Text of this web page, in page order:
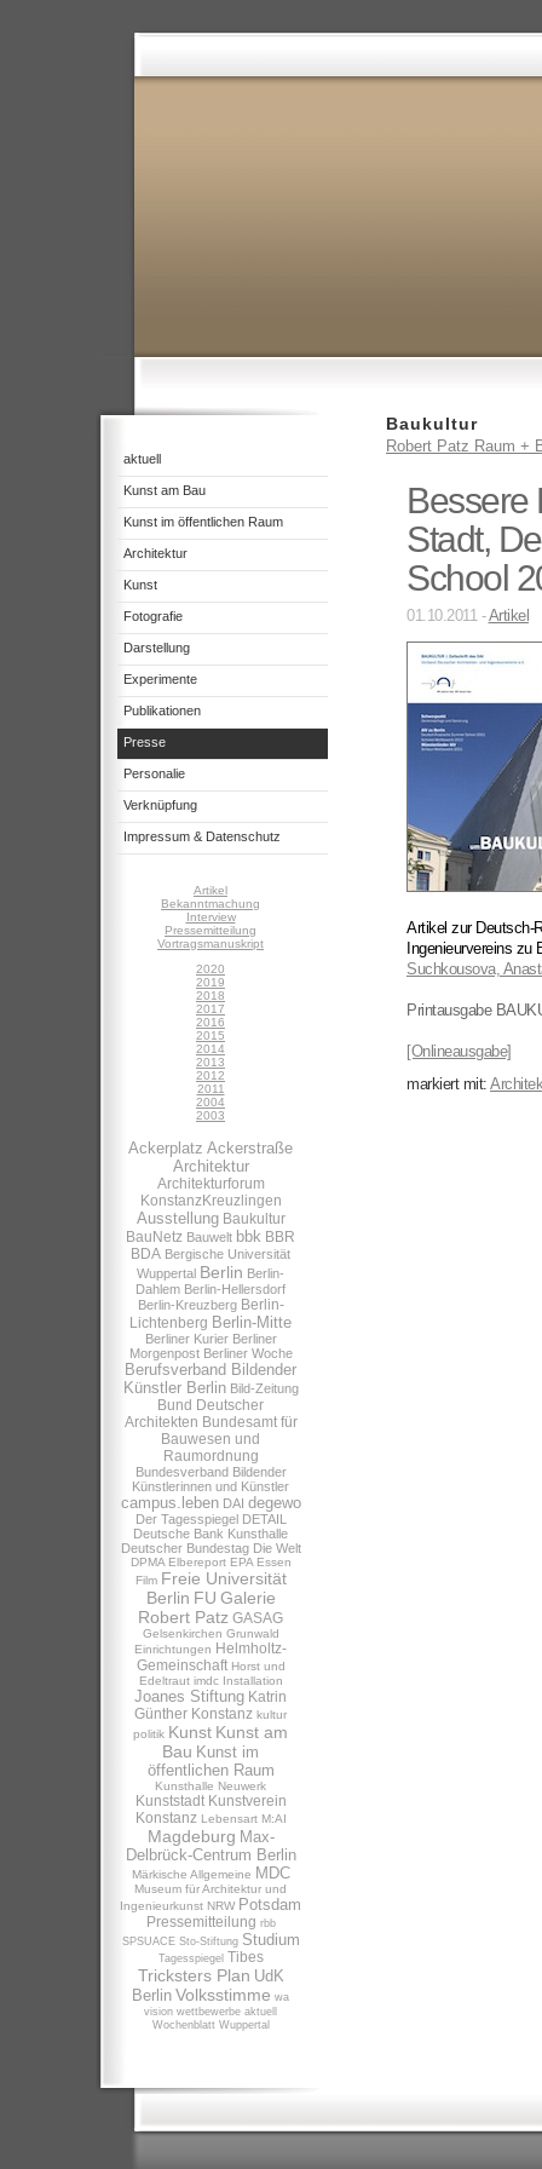
aktuell
Kunst am Bau
Kunst im öffentlichen Raum
Architektur
Kunst
Fotografie
Darstellung
Experimente
Publikationen
Presse
Personalie
Verknüpfung
Impressum & Datenschutz
Artikel
Bekanntmachung
Interview
Pressemitteilung
Vortragsmanuskript
2020
2019
2018
2017
2016
2015
2014
2013
2012
2011
2004
2003
Ackerplatz Ackerstraße
Architektur
Architekturforum
KonstanzKreuzlingen
Ausstellung Baukultur
BauNetz Bauwelt bbk BBR
BDA Bergische Universität
Wuppertal Berlin Berlin-
Dahlem Berlin-Hellersdorf
Berlin-Kreuzberg Berlin-
Lichtenberg Berlin-Mitte
Berliner Kurier Berliner
Morgenpost Berliner Woche
Berufsverband Bildender
Künstler Berlin Bild-Zeitung
Bund Deutscher
Architekten Bundesamt für
Bauwesen und
Raumordnung
Bundesverband Bildender
Künstlerinnen und Künstler
campus.leben DAI degewo
Der Tagesspiegel DETAIL
Deutsche Bank Kunsthalle
Deutscher Bundestag Die Welt
DPMA Elbereport EPA Essen
Film Freie Universität
Berlin FU Galerie
Robert Patz GASAG
Gelsenkirchen Grunwald
Einrichtungen Helmholtz-
Gemeinschaft Horst und
Edeltraut imdc Installation
Joanes Stiftung Katrin
Günther Konstanz kultur
politik Kunst Kunst am
Bau Kunst im
öffentlichen Raum
Kunsthalle Neuwerk
Kunststadt Kunstverein
Konstanz Lebensart M:AI
Magdeburg Max-
Delbrück-Centrum Berlin
Märkische Allgemeine MDC
Museum für Architektur und
Ingenieurkunst NRW Potsdam
Pressemitteilung rbb
SPSUACE Sto-Stiftung Studium
Tagesspiegel Tibes
Tricksters Plan UdK
Berlin Volksstimme wa
vision wettbewerbe aktuell
Wochenblatt Wuppertal
Baukultur
Robert Patz Raum +
Bessere
Stadt,
School
01.10.2011 -Artikel
Artikel zur Deutsch-
Ingenieurvereins
Suchkousova,
Printausgabe
[Onlineausgabe]
markiert mit: